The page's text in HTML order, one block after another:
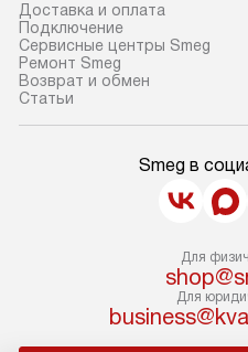
Доставка и оплата
Подключение
Сервисные центры Smeg
Ремонт Smeg
Возврат и обмен
Статьи
Smeg в
Для
Для